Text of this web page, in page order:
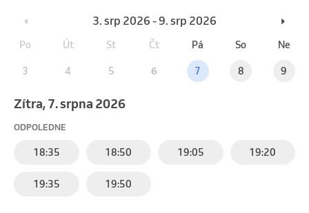
3. srp 2026 - 9. srp 2026
Po Út St Čt Pá So Ne
3 4 5 6 7 8 9
Zítra, 7. srpna 2026
ODPOLEDNE
18:35 18:50 19:05 19:20
19:35 19:50